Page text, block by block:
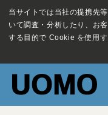
当サイトでは当社の提携先
いて調査・分析したり、お
する目的で Cookie を使用す